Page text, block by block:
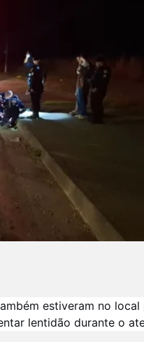
estiveram no local
lentidão durante o